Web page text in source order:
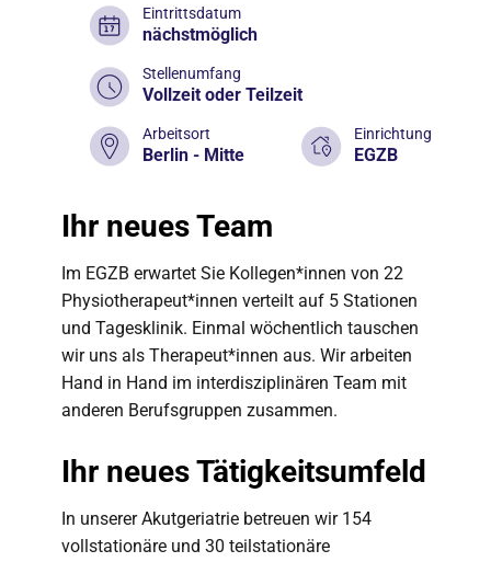
Eintrittsdatum
nächstmöglich
Stellenumfang
Vollzeit oder Teilzeit
Arbeitsort
Berlin - Mitte
Einrichtung
EGZB
Ihr neues Team
Im EGZB erwartet Sie Kollegen*innen von 22
Physiotherapeut*innen verteilt auf 5 Stationen
und Tagesklinik. Einmal wöchentlich tauschen
wir uns als Therapeut*innen aus. Wir arbeiten
Hand in Hand im interdisziplinären Team mit
anderen Berufsgruppen zusammen.
Ihr neues Tätigkeitsumfeld
In unserer Akutgeriatrie betreuen wir 154
vollstationäre und 30 teilstationäre